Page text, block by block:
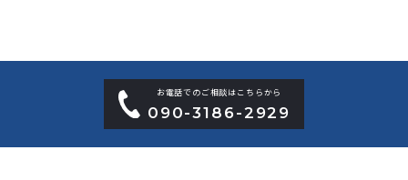
お電話でのご相談はこちらから
090-3186-2929